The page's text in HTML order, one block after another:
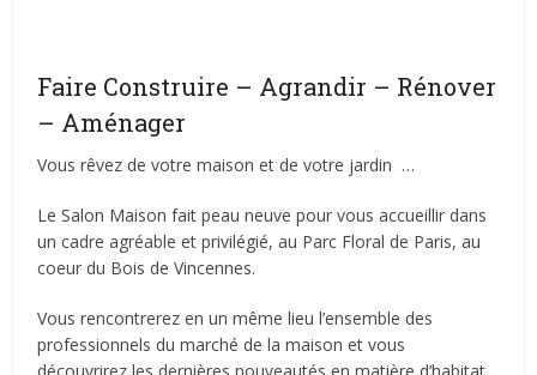
Faire Construire – Agrandir – Rénover
– Aménager
Vous rêvez de votre maison et de votre jardin …
Le Salon Maison fait peau neuve pour vous accueillir dans
un cadre agréable et privilégié, au Parc Floral de Paris, au
coeur du Bois de Vincennes.
Vous rencontrerez en un même lieu l’ensemble des
professionnels du marché de la maison et vous